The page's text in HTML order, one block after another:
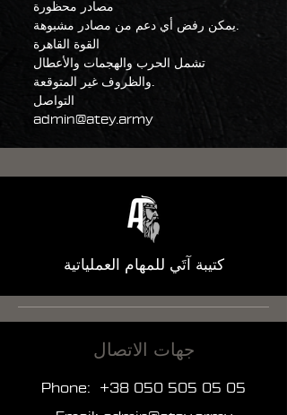
مصادر محظورة
يمكن رفض أي دعم من مصادر مشبوهة.
القوة القاهرة
تشمل الحرب والهجمات والأعطال
والظروف غير المتوقعة.
التواصل
admin@atey.army
كتيبة آتَي للمهام العملياتية
جهات الاتصال
Phone: +38 050 505 05 05